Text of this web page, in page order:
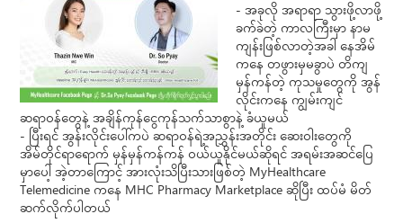
- အခုလို အရာရာ သွားဖို့လာဖို့
ခက်ခဲတဲ့ ကာလကြီးမှာ နာမ
ကျန်းဖြစ်လာတဲ့အခါ နေအိမ်
က​နေ တဖွားမှမခွာပဲ တိကျ
မှန်ကန်တဲ့ ကုသမှုတွေကို အွန်
လိုင်းကနေ ကျွမ်းကျင်
ဆရာဝန်တွေနဲ့ အချိန်ကုန်ငွေကုန်သက်သာစွာနဲ့ ခံယူမယ်
- ပြီးရင် အွန်းလိုင်းပေါ်ကပဲ ဆရာဝန်ရဲ့အညွှန်းအတိုင်း ဆေးဝါးတွေကို
အိမ်တိုင်ရာရောက် မှန်မှန်ကန်ကန် ဝယ်ယူနိုင်မယ်ဆိုရင် အရမ်းအဆင်​ပြေ
မှာပေါ့ အဲ့တာကြောင့် အားလုံးသိပြီးသားဖြစ်တဲ့ MyHealthcare
Telemedicine ကနေ MHC Pharmacy Marketplace ဆိုပြီး ထပ်မံ မိတ်
ဆက်လိုက်ပါတယ်